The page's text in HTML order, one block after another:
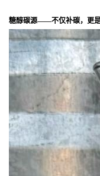
糖醇碳源——不仅补碳，更是